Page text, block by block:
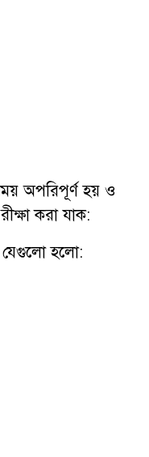
অপরিপূর্ণ হয় ও
করা যাক:
যেগুলো হলো: